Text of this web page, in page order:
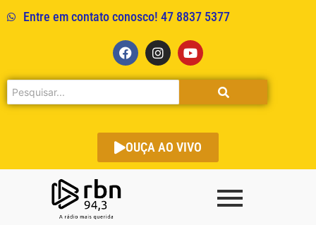
Entre em contato conosco! 47 8837 5377
OUÇA AO VIVO